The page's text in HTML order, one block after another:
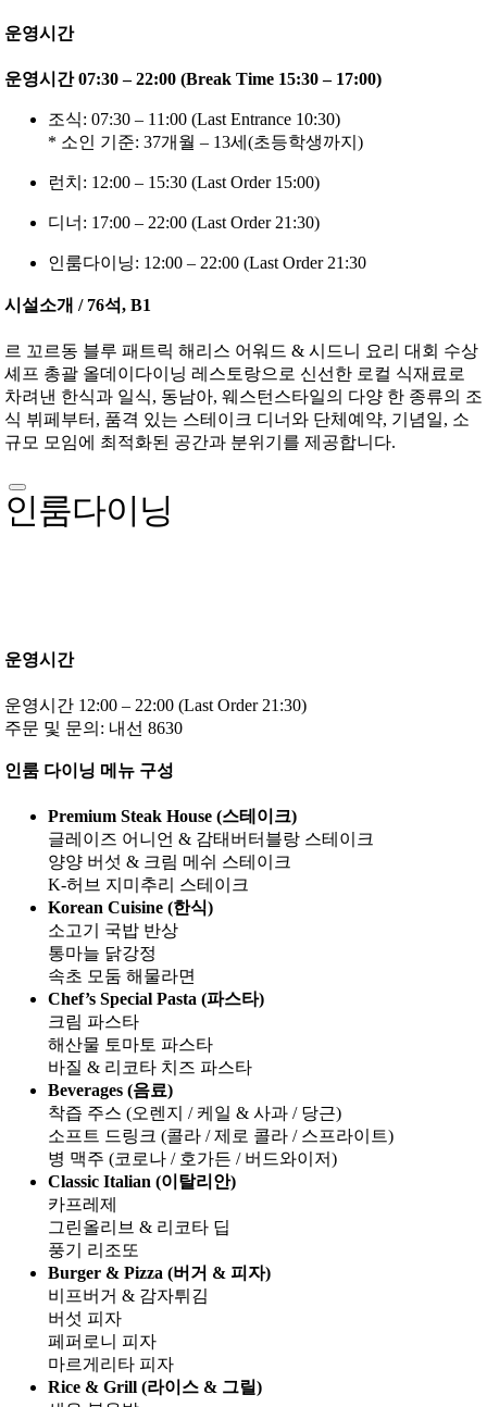
운영시간
운영시간 07:30 – 22:00 (Break Time 15:30 – 17:00)
조식: 07:30 – 11:00 (Last Entrance 10:30)
* 소인 기준: 37개월 – 13세(초등학생까지)
런치: 12:00 – 15:30 (Last Order 15:00)
디너: 17:00 – 22:00 (Last Order 21:30)
인룸다이닝: 12:00 – 22:00 (Last Order 21:30
시설소개 / 76석, B1
르 꼬르동 블루 패트릭 해리스 어워드 & 시드니 요리 대회 수상
셰프 총괄 올데이다이닝 레스토랑으로 신선한 로컬 식재료로
차려낸 한식과 일식, 동남아, 웨스턴스타일의 다양 한 종류의 조
식 뷔페부터, 품격 있는 스테이크 디너와 단체예약, 기념일, 소
규모 모임에 최적화된 공간과 분위기를 제공합니다.
인룸다이닝
운영시간
운영시간 12:00 – 22:00 (Last Order 21:30)
주문 및 문의: 내선 8630
인룸 다이닝 메뉴 구성
Premium Steak House (스테이크)
글레이즈 어니언 & 감태버터블랑 스테이크
양양 버섯 & 크림 메쉬 스테이크
K-허브 지미추리 스테이크
Korean Cuisine (한식)
소고기 국밥 반상
통마늘 닭강정
속초 모둠 해물라면
Chef’s Special Pasta (파스타)
크림 파스타
해산물 토마토 파스타
바질 & 리코타 치즈 파스타
Beverages (음료)
착즙 주스 (오렌지 / 케일 & 사과 / 당근)
소프트 드링크 (콜라 / 제로 콜라 / 스프라이트)
병 맥주 (코로나 / 호가든 / 버드와이저)
Classic Italian (이탈리안)
카프레제
그린올리브 & 리코타 딥
풍기 리조또
Burger & Pizza (버거 & 피자)
비프버거 & 감자튀김
버섯 피자
페퍼로니 피자
마르게리타 피자
Rice & Grill (라이스 & 그릴)